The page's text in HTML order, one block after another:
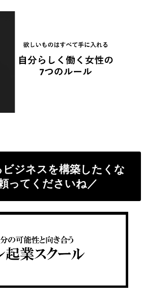
ビジネスを構築したくな
ってくださいね／